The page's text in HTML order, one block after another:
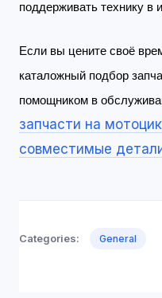
поддерживать технику в
Если вы цените своё
каталожный подбор
помощником в
запчасти на
совместимые
Categories: General